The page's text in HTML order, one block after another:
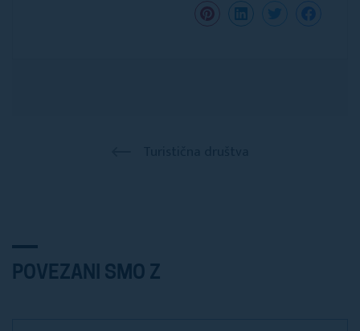
POVEZANI SMO Z